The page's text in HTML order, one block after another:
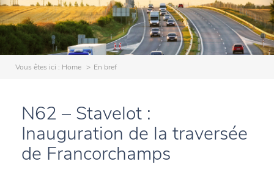
Vous êtes ici : Home En bref
N62 – Stavelot :
Inauguration de la traversée
de Francorchamps